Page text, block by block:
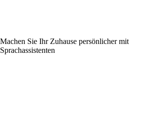
Machen Sie Ihr Zuhause persönlicher mit
Sprachassistenten